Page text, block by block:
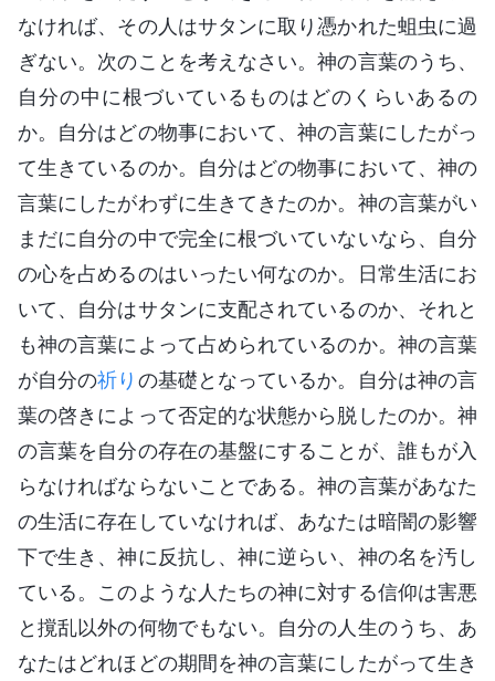
なければ、その人はサタンに取り憑かれた蛆虫に過
ぎない。次のことを考えなさい。神の言葉のうち、
自分の中に根づいているものはどのくらいあるの
か。自分はどの物事において、神の言葉にしたがっ
て生きているのか。自分はどの物事において、神の
言葉にしたがわずに生きてきたのか。神の言葉がい
まだに自分の中で完全に根づいていないなら、自分
の心を占めるのはいったい何なのか。日常生活にお
いて、自分はサタンに支配されているのか、それと
も神の言葉によって占められているのか。神の言葉
が自分の祈り の基礎となっているか。自分は神の言
葉の啓きによって否定的な状態から脱したのか。神
の言葉を自分の存在の基盤にすることが、誰もが入
らなければならないことである。神の言葉があなた
の生活に存在していなければ、あなたは暗闇の影響
下で生き、神に反抗し、神に逆らい、神の名を汚し
ている。このような人たちの神に対する信仰は害悪
と撹乱以外の何物でもない。自分の人生のうち、あ
なたはどれほどの期間を神の言葉にしたがって生き